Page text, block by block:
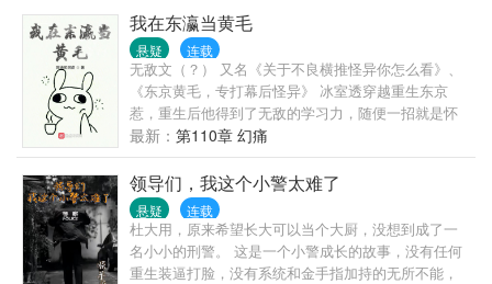
来，一整颗心逐渐沦陷。 太后向来看不惯那爬了龙床
的宫女，一朝孕身被爆，小宫女扶摇直上成了宫中团
宠。 太后∶“快把哀家的千年人参拿来补补身子！” 东宫
多年无所出，太子之位岌岌可危。数月之后，太子带
着尚在襁褓中的婴儿上了大殿，帝王大喜，竟在朝堂
之上逗弄起孙儿。 太子∶“乖乖，我这颗心只为你跳
动。” 村尾连克两任妻子的鳏夫，娶了多年无所出的二
婚女，所有人都等着看笑话的时候，结果对方直接三
年抱俩。 鳏夫∶“老公挣钱老婆花，老婆负责美美哒！”
我在东瀛当黄毛
悬疑 连载
无敌文（？） 又名《关于不良横推怪异你怎么看》、
《东京黄毛，专打幕后怪异》 冰室透穿越重生东京
惹，重生后他得到了无敌的学习力，随便一招就是怀
中抱妹杀，随便一学就是庐山升龙霸. 但是，即便是如
此强力的他也陷入了怪异的困扰之中…… 在同学眼中
的他，在第一个事件里又是什么反应呢～
最新： 第110章 幻痛
领导们，我这个小警太难了
悬疑 连载
杜大用，原来希望长大可以当个大厨，没想到成了一
名小小的刑警。 这是一个小警成长的故事，没有任何
重生装逼打脸，没有系统和金手指加持的无所不能，